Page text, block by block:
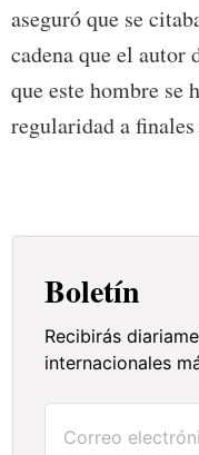
aseguró que se
cadena que el autor
que este hombre se
regularidad a
Boletín
Recibirás
internacionales